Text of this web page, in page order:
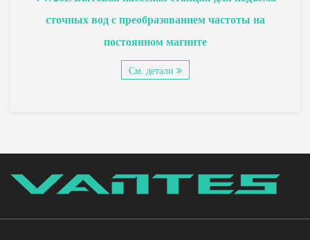
сточных вод с преобразованием частоты на
постоянном магните
См. детали